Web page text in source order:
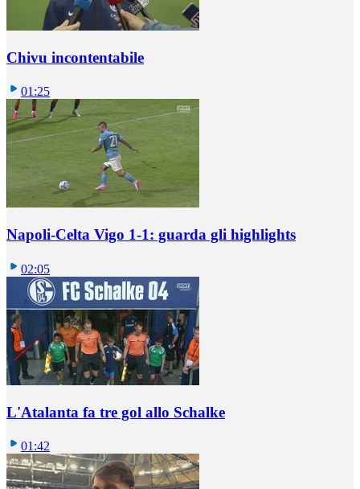
Chivu incontentabile
01:25
Napoli-Celta Vigo 1-1: guarda gli highlights
02:05
L'Atalanta fa tre gol allo Schalke
01:42